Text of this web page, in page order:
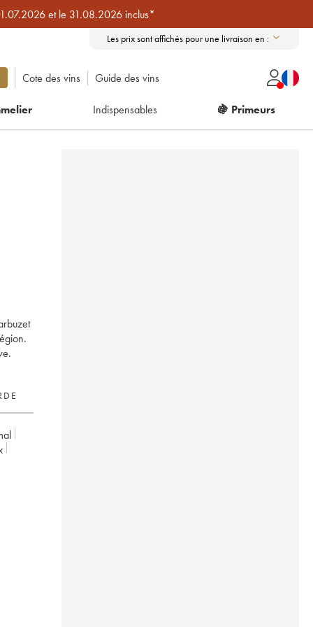
et le 31.08.2026 inclus*
Les prix sont affichés pour une livraison en :
Cote des vins Guide des vins
Indispensables 🍇 Primeurs